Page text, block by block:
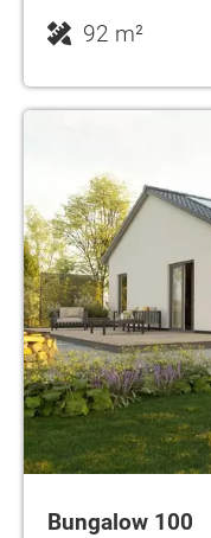
92 m²
Bungalow 100